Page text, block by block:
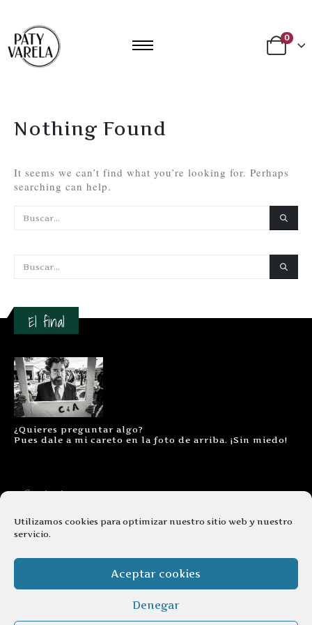
Utilizamos cookies para optimizar nuestro sitio web y nuestro
servicio.
Aceptar cookies
Denegar
0
Nothing Found
It seems we can’t find what you’re looking for. Perhaps
searching can help.
El final
¿Quieres preguntar algo?
Pues dale a mi careto en la foto de arriba. ¡Sin miedo!
Contacto
Aviso legal